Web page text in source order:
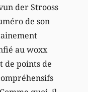
der Strooss
de son
au woxx
de points de